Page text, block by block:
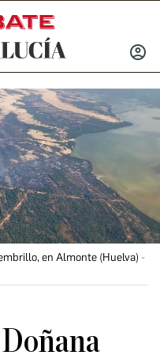
INICIAR
en Almonte (Huelva)